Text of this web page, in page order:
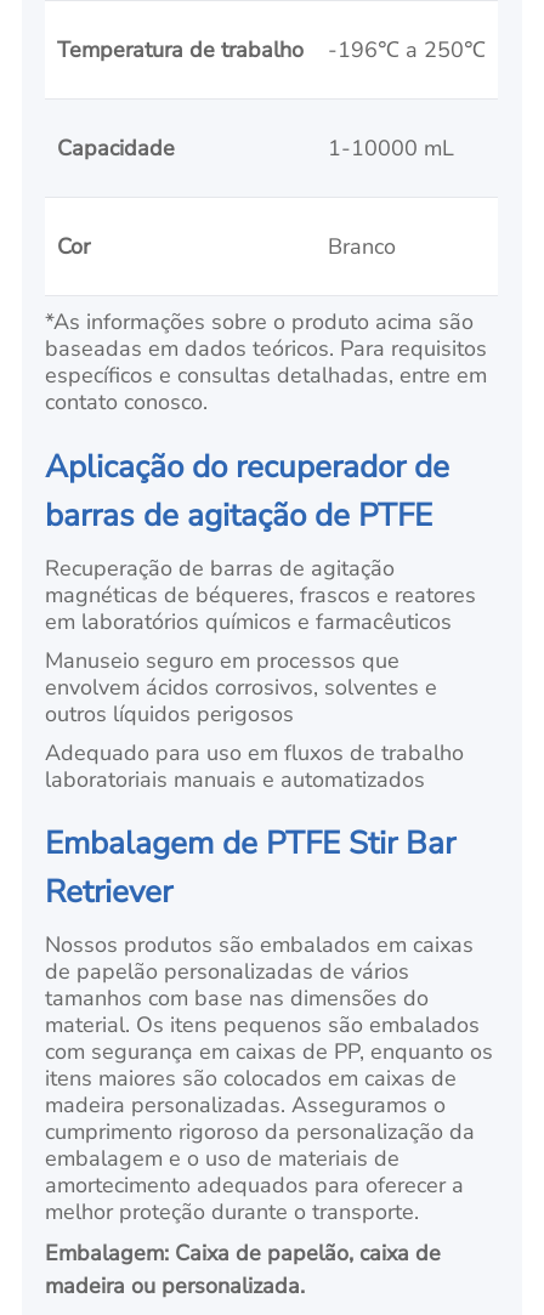
Temperatura de trabalho -196℃ a 250℃
Capacidade 1-10000 mL
Cor Branco
*As informações sobre o produto acima são
baseadas em dados teóricos. Para requisitos
específicos e consultas detalhadas, entre em
contato conosco.
Aplicação do recuperador de
barras de agitação de PTFE
Recuperação de barras de agitação
magnéticas de béqueres, frascos e reatores
em laboratórios químicos e farmacêuticos
Manuseio seguro em processos que
envolvem ácidos corrosivos, solventes e
outros líquidos perigosos
Adequado para uso em fluxos de trabalho
laboratoriais manuais e automatizados
Embalagem de PTFE Stir Bar
Retriever
Nossos produtos são embalados em caixas
de papelão personalizadas de vários
tamanhos com base nas dimensões do
material. Os itens pequenos são embalados
com segurança em caixas de PP, enquanto os
itens maiores são colocados em caixas de
madeira personalizadas. Asseguramos o
cumprimento rigoroso da personalização da
embalagem e o uso de materiais de
amortecimento adequados para oferecer a
melhor proteção durante o transporte.
Embalagem: Caixa de papelão, caixa de
madeira ou personalizada.